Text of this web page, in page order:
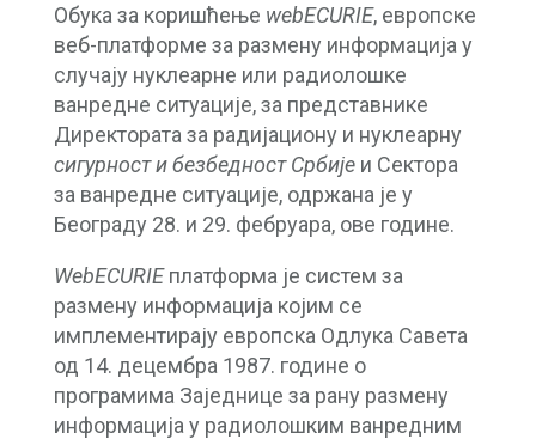
Обука за коришћење webECURIE, европске
веб-платформе за размену информација у
случају нуклеарне или радиолошке
ванредне ситуације, за представнике
Директората за радијациону и нуклеарну
сигурност и безбедност Србијеи Сектора
за ванредне ситуације, одржана је у
Београду 28. и 29. фебруара, ове године.
WebECURIEплатформа је систем за
размену информација којим се
имплементирају европска Одлука Савета
од 14. децембра 1987. године о
програмима Заједнице за рану размену
информација у радиолошким ванредним